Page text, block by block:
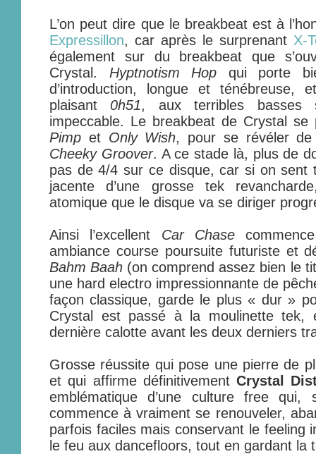
L’on peut dire que le breakbeat est à
Expressillon, car après le surprenant X-
également sur du breakbeat que
Crystal. Hyptnotism Hop qui porte
d’introduction, longue et ténébreuse,
plaisant 0h51, aux terribles basses
impeccable. Le breakbeat de Crystal
Pimp et Only Wish, pour se révéler
Cheeky Groover. A ce stade là, plus de
pas de 4/4 sur ce disque, car si on sent
jacente d’une grosse tek
atomique que le disque va se diriger
Ainsi l’excellent Car Chase
ambiance course poursuite futuriste et
Bahm Baah (on comprend assez bien le
une hard electro impressionnante de
façon classique, garde le plus « dur »
Crystal est passé à la moulinette
dernière calotte avant les deux derniers
Grosse réussite qui pose une pierre de
et qui affirme définitivement Crystal
emblématique d’une culture free
commence à vraiment se renouveler,
parfois faciles mais conservant le feeling
le feu aux dancefloors, tout en gardant la